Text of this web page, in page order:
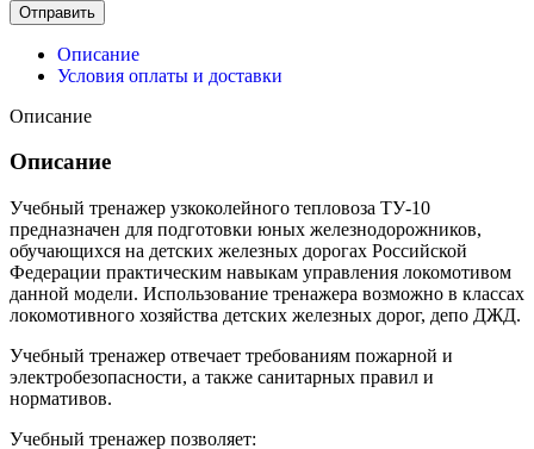
Отправить
Описание
Условия оплаты и доставки
Описание
Описание
Учебный тренажер узкоколейного тепловоза ТУ-10
предназначен для подготовки юных железнодорожников,
обучающихся на детских железных дорогах Российской
Федерации практическим навыкам управления локомотивом
данной модели. Использование тренажера возможно в классах
локомотивного хозяйства детских железных дорог, депо ДЖД.
Учебный тренажер отвечает требованиям пожарной и
электробезопасности, а также санитарных правил и
нормативов.
Учебный тренажер позволяет: